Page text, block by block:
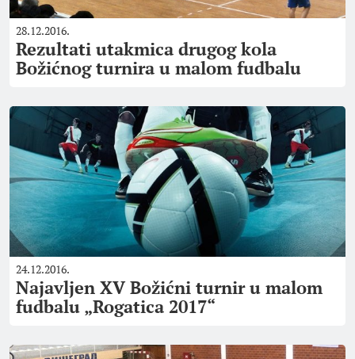
28.12.2016.
Rezultati utakmica drugog kola
Božićnog turnira u malom fudbalu
24.12.2016.
Najavljen XV Božićni turnir u malom
fudbalu „Rogatica 2017“